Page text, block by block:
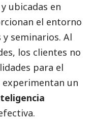
y ubicadas en
el entorno
seminarios. Al
los clientes no
para el
un